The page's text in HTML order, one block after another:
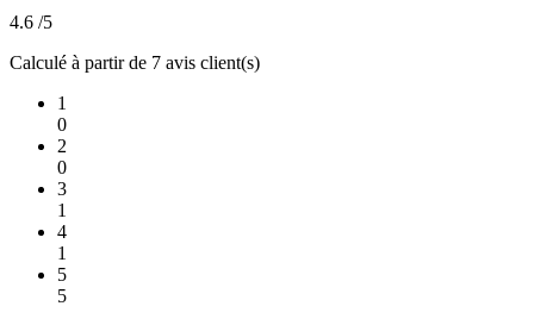
4.6 /5
Calculé à partir de 7 avis client(s)
1
0
2
0
3
1
4
1
5
5